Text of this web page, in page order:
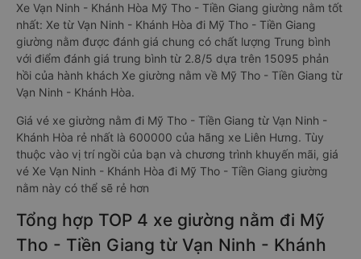
Xe Vạn Ninh - Khánh Hòa Mỹ Tho - Tiền Giang giường nằm tốt
nhất: Xe từ Vạn Ninh - Khánh Hòa đi Mỹ Tho - Tiền Giang
giường nằm được đánh giá chung có chất lượng Trung bình
với điểm đánh giá trung bình từ 2.8/5 dựa trên 15095 phản
hồi của hành khách Xe giường nằm về Mỹ Tho - Tiền Giang từ
Vạn Ninh - Khánh Hòa.
Giá vé xe giường nằm đi Mỹ Tho - Tiền Giang từ Vạn Ninh -
Khánh Hòa rẻ nhất là 600000 của hãng xe Liên Hưng. Tùy
thuộc vào vị trí ngồi của bạn và chương trình khuyến mãi, giá
vé Xe Vạn Ninh - Khánh Hòa đi Mỹ Tho - Tiền Giang giường
nằm này có thể sẽ rẻ hơn
Tổng hợp TOP 4 xe giường nằm đi Mỹ
Tho - Tiền Giang từ Vạn Ninh - Khánh